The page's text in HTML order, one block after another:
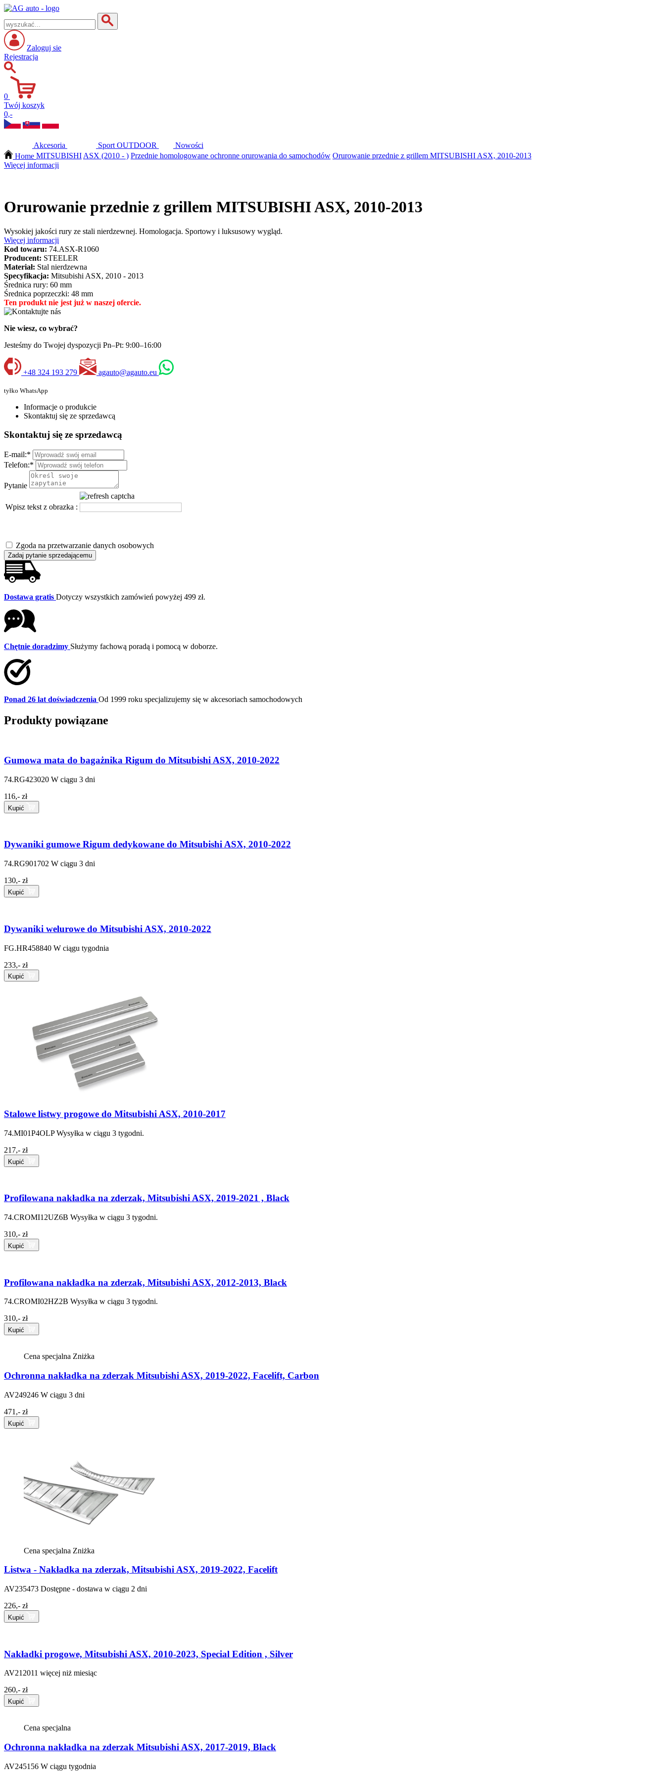
Zaloguj sie
Rejestracja
0
Twój koszyk
0,-
Akcesoria Sport OUTDOOR
Nowości
Home MITSUBISHIASX (2010 - ) Przednie homologowane ochronne orurowania do samochodów Orurowanie przednie z grillem MITSUBISHI ASX, 2010-2013
Więcej informacji
Orurowanie przednie z grillem MITSUBISHI ASX, 2010-2013
Wysokiej jakości rury ze stali nierdzewnej. Homologacja. Sportowy i luksusowy wygląd.
Więcej informacji
Kod towaru: 74.ASX-R1060
Producent: STEELER
Materiał: Stal nierdzewna
Specyfikacja: Mitsubishi ASX, 2010 - 2013
Średnica rury: 60 mm
Średnica poprzeczki: 48 mm
Ten produkt nie jest już w naszej ofercie.
Nie wiesz, co wybrać?
Jesteśmy do Twojej dyspozycji Pn–Pt: 9:00–16:00
+48 324 193 279 agauto@agauto.eu
tyłko WhatsApp
Informacje o produkcie
Skontaktuj się ze sprzedawcą
Skontaktuj się ze sprzedawcą
E-mail:*
Telefon:*
Pytanie
Wpisz tekst z obrazka :
Zgoda na przetwarzanie danych osobowych
Zadaj pytanie sprzedającemu
Dostawa gratis Dotyczy wszystkich zamówień powyżej 499 zł.
Chętnie doradzimy Służymy fachową poradą i pomocą w doborze.
Ponad 26 lat doświadczenia Od 1999 roku specjalizujemy się w akcesoriach samochodowych
Produkty powiązane
Gumowa mata do bagażnika Rigum do Mitsubishi ASX, 2010-2022
74.RG423020 W ciągu 3 dni
116,- zł
Kupić
Dywaniki gumowe Rigum dedykowane do Mitsubishi ASX, 2010-2022
74.RG901702 W ciągu 3 dni
130,- zł
Kupić
Dywaniki welurowe do Mitsubishi ASX, 2010-2022
FG.HR458840 W ciągu tygodnia
233,- zł
Kupić
Stalowe listwy progowe do Mitsubishi ASX, 2010-2017
74.MI01P4OLP Wysyłka w ciągu 3 tygodni.
217,- zł
Kupić
Profilowana nakładka na zderzak, Mitsubishi ASX, 2019-2021 , Black
74.CROMI12UZ6B Wysyłka w ciągu 3 tygodni.
310,- zł
Kupić
Profilowana nakładka na zderzak, Mitsubishi ASX, 2012-2013, Black
74.CROMI02HZ2B Wysyłka w ciągu 3 tygodni.
310,- zł
Kupić
Cena specjalna Zniżka
Ochronna nakładka na zderzak Mitsubishi ASX, 2019-2022, Facelift, Carbon
AV249246 W ciągu 3 dni
471,- zł
Kupić
Cena specjalna Zniżka
Listwa - Nakładka na zderzak, Mitsubishi ASX, 2019-2022, Facelift
AV235473 Dostępne - dostawa w ciągu 2 dni
226,- zł
Kupić
Nakładki progowe, Mitsubishi ASX, 2010-2023, Special Edition , Silver
AV212011 więcej niż miesiąc
260,- zł
Kupić
Cena specjalna
Ochronna nakładka na zderzak Mitsubishi ASX, 2017-2019, Black
AV245156 W ciągu tygodnia